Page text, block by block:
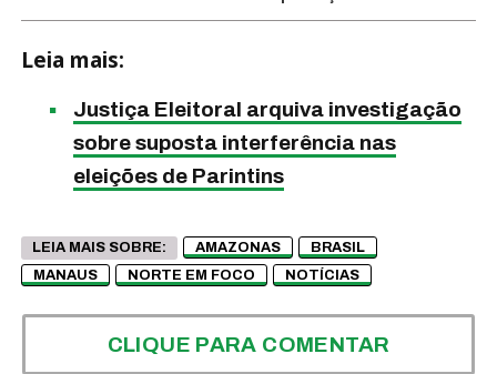
Leia mais:
Justiça Eleitoral arquiva investigação
sobre suposta interferência nas
eleições de Parintins
LEIA MAIS SOBRE: AMAZONAS
BRASIL
MANAUS
NORTE EM FOCO NOTÍCIAS
CLIQUE PARA COMENTAR